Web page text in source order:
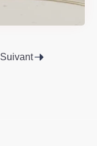
Suivant